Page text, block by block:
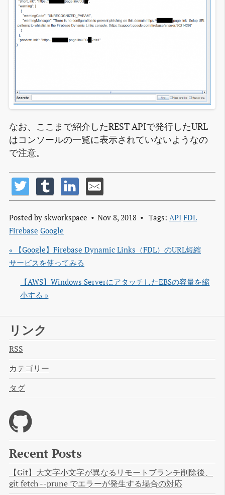
なお、ここまで紹介したREST APIで発行したURL
はコンソールの一覧に表示されていないようなの
で注意。
Posted by skworkspace Nov 8, 2018 Tags: API FDL
Firebase Google
« 【Google】Firebase Dynamic Links（FDL）のURL短縮
サービスを使ってみる
【AWS】Windows ServerにアタッチしたEBSの容量を縮
小する »
リンク
RSS
カテゴリー
タグ
Recent Posts
【Git】大文字小文字が異なるリモートブランチ削除後、
git fetch --prune でエラーが発生する場合の対応